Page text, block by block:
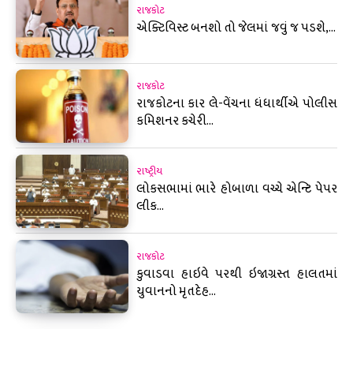
રાજકોટ
એક્ટિવિસ્ટ બનશો તો જેલમાં જવું જ પડશે,...
રાજકોટ
રાજકોટના કાર લે-વેંચના ધંધાર્થીએ પોલીસ
કમિશનર કચેરી...
રાષ્ટ્રીય
લોકસભામાં ભારે હોબાળા વચ્ચે એન્ટિ પેપર
લીક...
રાજકોટ
કુવાડવા હાઇવે પરથી ઇજાગ્રસ્ત હાલતમાં
યુવાનનો મૃતદેહ...